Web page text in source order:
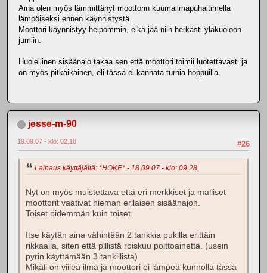
Aina olen myös lämmittänyt moottorin kuumailmapuhaltimella
lämpöiseksi ennen käynnistystä.
Moottori käynnistyy helpommin, eikä jää niin herkästi yläkuoloon
jumiin.
Huolellinen sisäänajo takaa sen että moottori toimii luotettavasti ja
on myös pitkäikäinen, eli tässä ei kannata turhia hoppuilla.
jesse-m-90
#26
19.09.07 - klo: 02.18
Lainaus käyttäjältä: *HOKE* - 18.09.07 - klo: 09.28
Nyt on myös muistettava että eri merkkiset ja malliset
moottorit vaativat hieman erilaisen sisäänajon.
Toiset pidemmän kuin toiset.
Itse käytän aina vähintään 2 tankkia pukilla erittäin
rikkaalla, siten että pillistä roiskuu polttoainetta. (usein
pyrin käyttämään 3 tankillista)
Mikäli on viileä ilma ja moottori ei lämpeä kunnolla tässä